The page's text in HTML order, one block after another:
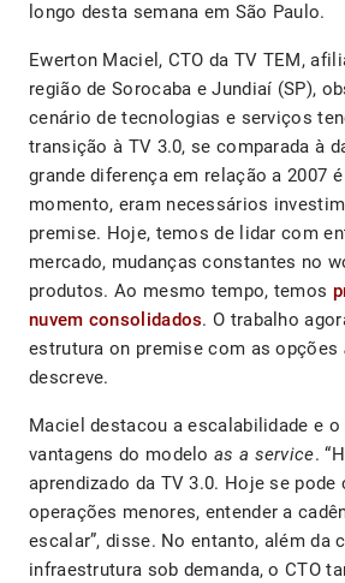
longo desta semana em São Paulo.
Ewerton Maciel, CTO da TV TEM,
região de Sorocaba e Jundiaí (SP),
cenário de tecnologias e serviços
transição à TV 3.0, se comparada à
grande diferença em relação a 2007
momento, eram necessários
premise. Hoje, temos de lidar com
mercado, mudanças constantes no
produtos. Ao mesmo tempo, temos
nuvem consolidados. O trabalho
estrutura on premise com as opções
descreve.
Maciel destacou a escalabilidade e
vantagens do modeloas a service.
aprendizado da TV 3.0. Hoje se
operações menores, entender a
escalar”, disse. No entanto, além da
infraestrutura sob demanda, o CTO